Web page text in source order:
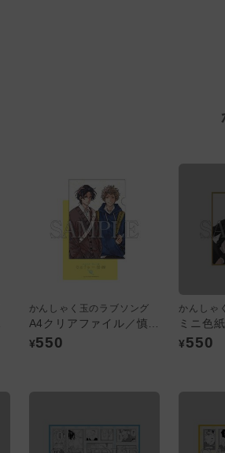
かんしゃく玉のラブソング
¥550
かんしゃ
¥550